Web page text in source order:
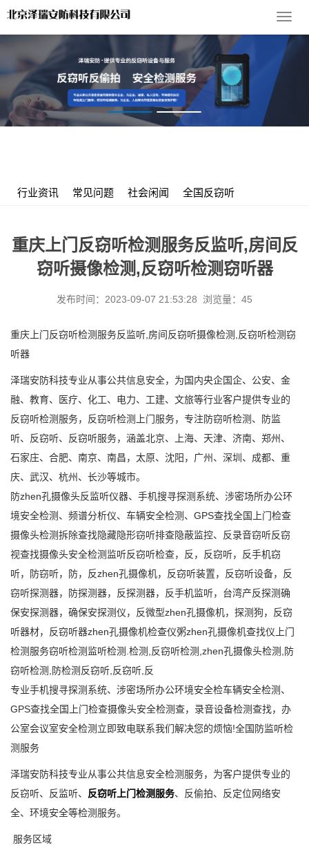
导
菜
行业资讯 常见问题 社会闲闻 全国反窃听
重庆上门反窃听检测服务反监听,房间反
窃听摄像检测,反窃听检测窃听器
发布时间：2023-09-07 21:53:28 浏览量：45
重庆上门反窃听检测服务反监听,房间反窃听摄像检测,反窃听检测窃
听器
泽瑞安防科技专业从事公共信息安全，为国内央企国企、公安、金
融、教育、医疗、化工、电力、工建、文旅等行业客户提供专业的
反窃听检测服务，反窃听检测上门服务， 专注防窃听检测、防监
听、反窃听、反窃听服务， 涵盖北京、上海、 天津、 济南、 郑州 、
石家庄、 合肥、 南京、 南昌，太原、 沈阳， 广州、深圳、成都、重
庆、武汉、杭州、长沙等城市。
防zhen孔摄像头反监听仪器、手机搜寻探测系统、涉密场所办公环
境安全检测、频谱分析仪、车辆安全检测、GPS查找全国上门检查
摄像头检测拆除查找隐藏隐形窃听排查隐蔽监控、反录音窃听反窃
视查找摄像头安全检测监听反窃听检查，反，反窃听，反手机窃
听，防窃听，防，反zhen孔摄像机，反窃听装置，反窃听设备，反
窃听探测器，防探测器，反探测器，反手机监听，台湾产反探测确
保安探测器，确保安探测仪，反微型zhen孔摄像机，探测狗，反窃
听器材，反窃听器zhen孔摄像机检查仪粥zhen孔摄像机查找仪上门
检测服务窃听检测监听检测.检测,反窃听检测,zhen孔摄像头检测,防
窃听检测,防检测反窃听,反窃听,反
专业手机搜寻探测系统、涉密场所办公环境安全检车辆安全检测、
GPS查找全国上门检查摄像头安全检测查，录音设备检测查找，办
公室会议室安全检测立即致电联系我们解决您的烦恼!全国防监听检
测服务
泽瑞安防科技专业从事公共信息安全检测服务，为客户提供专业的
反窃听、反监听、 反窃听上门检测服务、反偷拍、反定位网络安
全、环境安全等检测服务。
服务区域